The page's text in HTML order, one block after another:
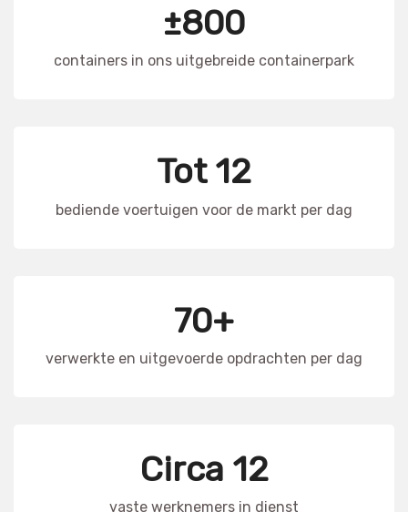
±800
containers in ons uitgebreide containerpark
Tot 12
bediende voertuigen voor de markt per dag
70+
verwerkte en uitgevoerde opdrachten per dag
Circa 12
vaste werknemers in dienst